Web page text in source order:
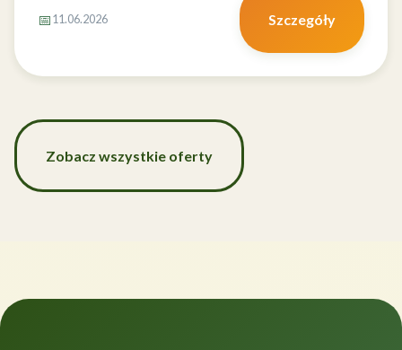
📅11.06.2026 Szczegóły
Zobacz wszystkie oferty